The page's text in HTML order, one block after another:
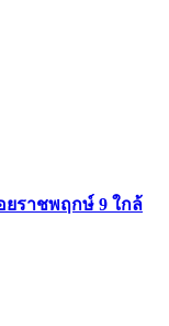
ยราชพฤกษ์ 9 ใกล้